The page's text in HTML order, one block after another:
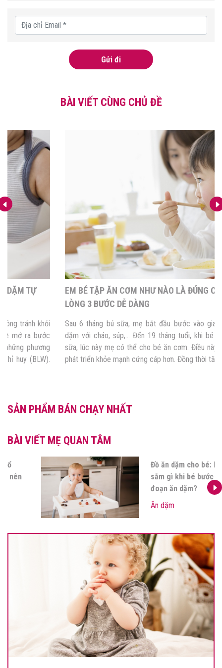
Gửi đi
BÀI VIẾT CÙNG CHỦ ĐỀ
EM BÉ TẬP ĂN CƠM NHƯ NÀO LÀ ĐÚNG CÁCH? NẰM
LÒNG 3 BƯỚC DỄ DÀNG
Sau 6 tháng bú sữa, mẹ bắt đầu bước vào giai đoạn cho bé ăn
dặm với cháo, súp,… Đến 19 tháng tuổi, khi bé có 16 chiếc răng
sữa, lúc này mẹ có thể cho bé ăn cơm. Điều này đảm bảo cho bé
phát triển khỏe mạnh cứng cáp hơn. Đồng thời tăng […]
SẢN PHẨM BÁN CHẠY NHẤT
BÀI VIẾT MẸ QUAN TÂM
Các nhóm dưỡng chất bổ
sung cho bé ăn dặm mẹ nên
Ăn dặm